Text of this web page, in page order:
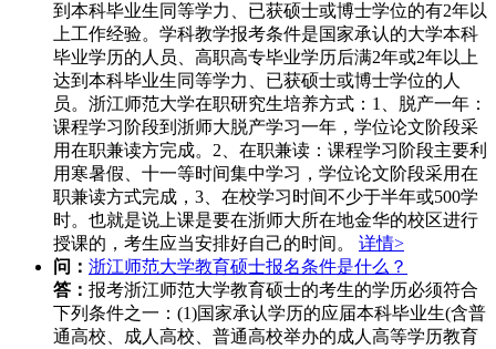
到本科毕业生同等学力、已获硕士或博士学位的有2年以
上工作经验。学科教学报考条件是国家承认的大学本科
毕业学历的人员、高职高专毕业学历后满2年或2年以上
达到本科毕业生同等学力、已获硕士或博士学位的人
员。浙江师范大学在职研究生培养方式：1、脱产一年：
课程学习阶段到浙师大脱产学习一年，学位论文阶段采
用在职兼读方完成。2、在职兼读：课程学习阶段主要利
用寒暑假、十一等时间集中学习，学位论文阶段采用在
职兼读方式完成，3、在校学习时间不少于半年或500学
时。也就是说上课是要在浙师大所在地金华的校区进行
授课的，考生应当安排好自己的时间。 详情>
问： 浙江师范大学教育硕士报名条件是什么？
答： 报考浙江师范大学教育硕士的考生的学历必须符合
下列条件之一：(1)国家承认学历的应届本科毕业生(含普
通高校、成人高校、普通高校举办的成人高等学历教育